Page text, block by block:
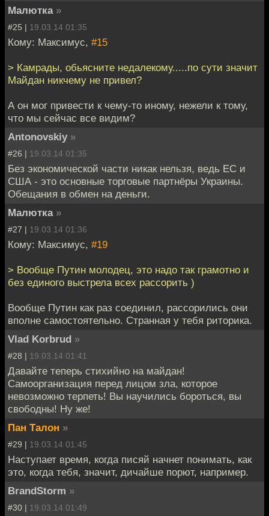
Малютка »
#25 | 19.03.14 01:35
Кому: Максимус, #15
> Камрады, обьясните недалекому.....по сути значит
Майдан никчему не привел?
А он мог привести к чему-то иному, нежели к тому,
что мы сейчас все видим?
Antonovskiy »
#26 | 19.03.14 01:35
Без экономической части никак нельзя, ведь ЕС и
США - это основные торговые партнёры Украины.
Обещания в обмен на деньги.
Малютка »
#27 | 19.03.14 01:36
Кому: Максимус, #19
> Вообще Путин молодец, это надо так грамотно и
без единого выстрела всех рассорить )
Вообще Путин как раз соединил, рассорились они
вполне самостоятельно. Странная у тебя риторика.
Vlad Korbrud »
#28 | 19.03.14 01:41
Давайте теперь стихийно на майдан!
Самоорганизация перед лицом зла, которое
невозможно терпеть! Вы научились бороться, вы
свободны! Ну же!
Пан Талон »
#29 | 19.03.14 01:45
Наступает время, когда писяй начнет понимать, как
это, когда тебя, значит, дичайше порют, например.
BrandStorm »
#30 | 19.03.14 01:49